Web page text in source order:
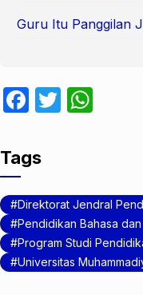
Guru Itu Panggilan
F
c
e
b
o
o
k
T
A
p
p
Tags
Direktorat Jendral
Pendidikan Bahasa
Program Studi
Universitas